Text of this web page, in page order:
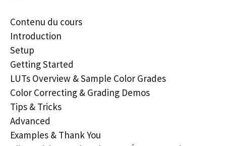
Contenu du cours
Introduction
Setup
Getting Started
LUTs Overview & Sample Color Grades
Color Correcting & Grading Demos
Tips & Tricks
Advanced
Examples & Thank You